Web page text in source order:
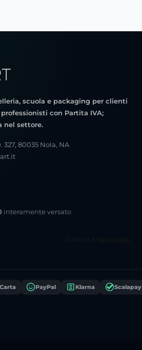
scuola e packaging per clienti
con Partita IVA;
nel settore.
80035 Nola, NA
interamente versato
Carta PayPal Klarna Scalapay